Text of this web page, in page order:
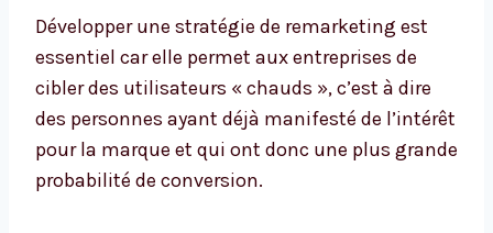
Développer une stratégie de remarketing est
essentiel car elle permet aux entreprises de
cibler des utilisateurs « chauds », c’est à dire
des personnes ayant déjà manifesté de l’intérêt
pour la marque et qui ont donc une plus grande
probabilité de conversion.